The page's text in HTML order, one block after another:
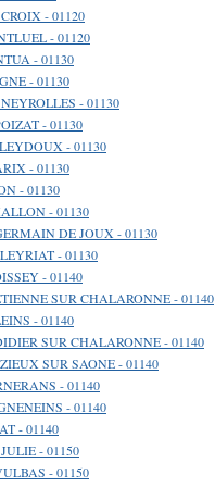
- 01120
- 01120
- 01130
- 01130
- 01130
- 01130
- 01130
- 01130
- 01130
- 01130
DE JOUX - 01130
- 01130
- 01140
SUR CHALARONNE - 01140
- 01140
SUR CHALARONNE - 01140
SUR SAONE - 01140
- 01140
- 01140
- 01140
- 01150
- 01150